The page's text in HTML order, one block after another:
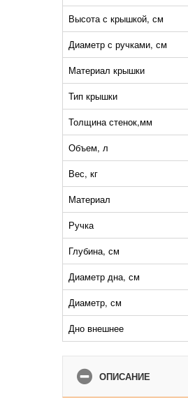
Высота с крышкой, см
Диаметр с ручками, см
Материал крышки
Тип крышки
Толщина стенок,мм
Объем, л
Вес, кг
Материал
Ручка
Глубина, см
Диаметр дна, см
Диаметр, см
Дно внешнее
ОПИСАНИЕ